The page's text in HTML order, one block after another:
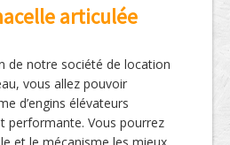
articulée
de notre société de location
vous allez pouvoir
d’engins élévateurs
performante. Vous pourrez